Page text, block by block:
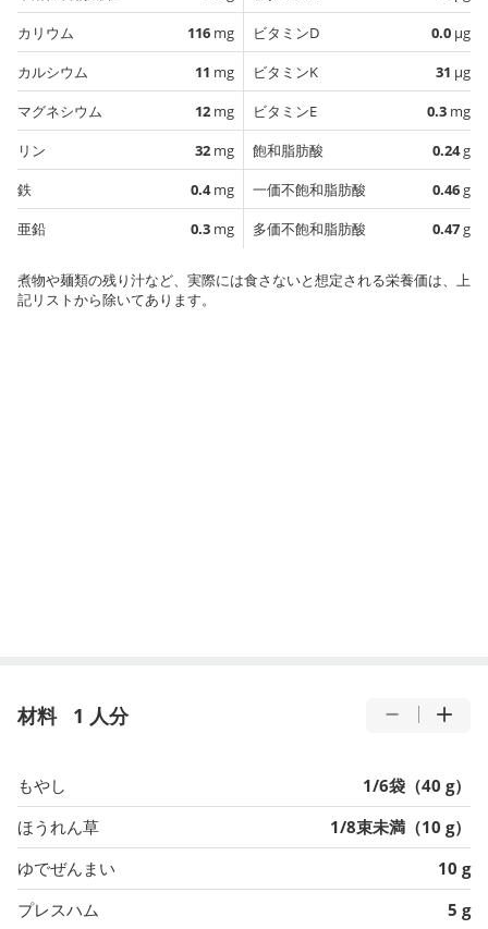
カリウム
116 mg
カルシウム
11 mg
マグネシウム
12 mg
リン
32 mg
鉄
0.4mg
亜鉛
0.3 mg
ビタミンD
0.0 µg
ビタミンK
31 µg
ビタミンE
0.3 mg
飽和脂肪酸
0.24g
一価不飽和脂肪酸
0.46g
多価不飽和脂肪酸
0.47g
煮物や麺類の残り汁など、実際には食さないと想定される栄養価は、上
記リストから除いてあります。
材料 1 人分
もやし
1/6袋（40 g）
ほうれん草
1/8束未満（10 g）
ゆでぜんまい
10 g
プレスハム
5 g